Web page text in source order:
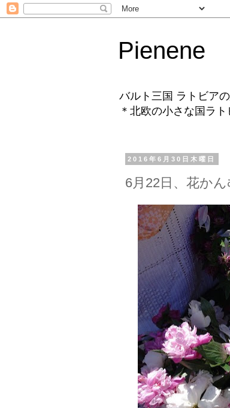
Pienene
バルト三国 ラトビア
＊北欧の小さな国ラ
2016年6月30日木曜日
6月22日、花かん